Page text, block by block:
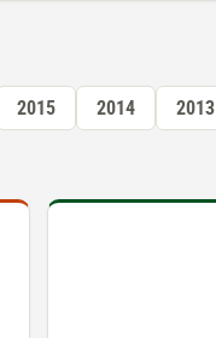
2015 2014 2013